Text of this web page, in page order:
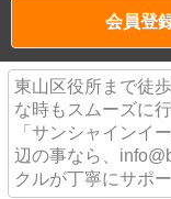
会員登
東山区役所まで徒
な時もスムーズに
「サンシャインイ
辺の事なら、
クルが丁寧にサポ